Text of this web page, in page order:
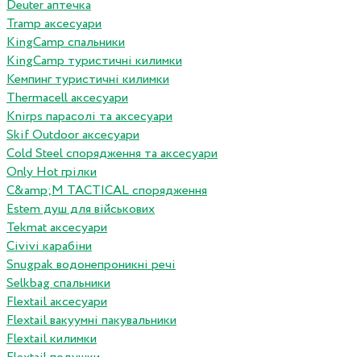
Deuter аптечка
Tramp аксесуари
KingCamp спальники
KingCamp туристичні килимки
Кемпинг туристичні килимки
Thermacell аксесуари
Knirps парасолі та аксесуари
Skif Outdoor аксесуари
Cold Steel спорядження та аксесуари
Only Hot грілки
C&amp;M TACTICAL спорядження
Estem душ для військових
Tekmat аксесуари
Сivivi карабіни
Snugpak водонепроникні речі
Selkbag спальники
Flextail аксесуари
Flextail вакуумні пакувальники
Flextail килимки